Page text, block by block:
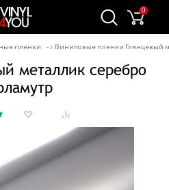
0
пленки Виниловые пленки Глянцевый
металлик серебро